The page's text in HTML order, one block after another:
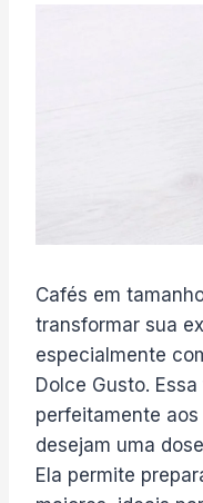
Cafés em
transformar sua
especialmente
Dolce Gusto.
perfeitamente
desejam uma
Ela permite